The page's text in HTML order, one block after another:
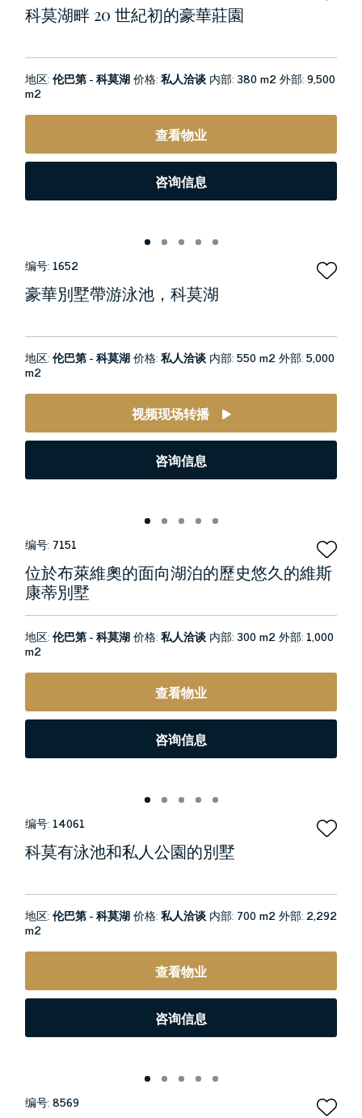
科莫湖畔 20 世紀初的豪華莊園
地区:伦巴第 - 科莫湖价格:私人洽谈 内部:380 m2外部:9,500
m2
查看物业
咨询信息
编号: 1652
豪華別墅帶游泳池，科莫湖
地区:伦巴第 - 科莫湖价格:私人洽谈 内部:550 m2外部:5,000
m2
视频现场转播
咨询信息
编号: 7151
位於布萊維奧的面向湖泊的歷史悠久的維斯
康蒂別墅
地区:伦巴第 - 科莫湖价格:私人洽谈 内部:300 m2外部: 1,000
m2
查看物业
咨询信息
编号: 14061
科莫有泳池和私人公園的別墅
地区:伦巴第 - 科莫湖价格:私人洽谈 内部: 700 m2外部: 2,292
m2
查看物业
咨询信息
编号:8569